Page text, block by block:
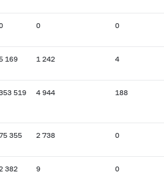
0 0
169 1 242 4
519 4 944 188
355 2 738 0
382 9 0